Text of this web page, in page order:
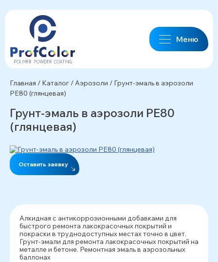
Меню
Главная / Каталог /Аэрозоли / Грунт-эмаль в аэрозоли
PE80 (глянцевая)
Грунт-эмаль в аэрозоли PE80
(глянцевая)
Оставить заявку
Алкидная с антикоррозионными добавками для
быстрого ремонта лакокрасочных покрытий и
покраски в труднодоступных местах точно в цвет.
Грунт-эмали для ремонта лакокрасочных покрытий на
металле и бетоне. Ремонтная эмаль в аэрозольных
баллонах